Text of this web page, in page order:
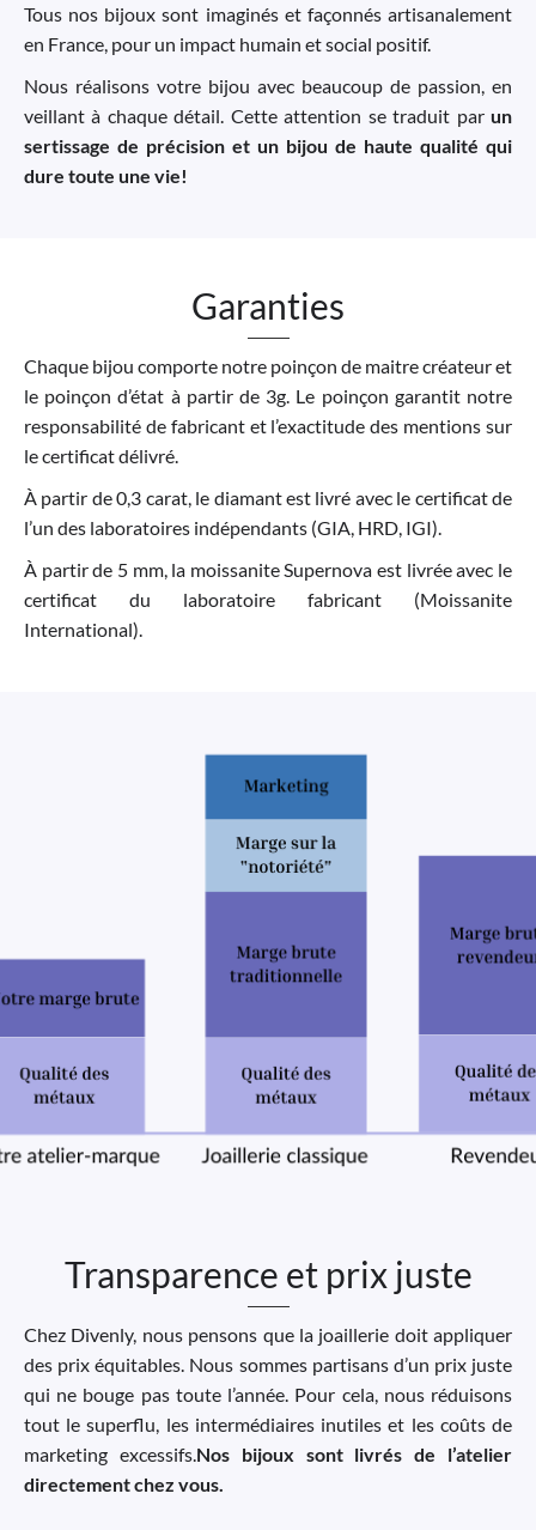
Tous nos bijoux sont imaginés et façonnés artisanalement
en France, pour un impact humain et social positif.
Nous réalisons votre bijou avec beaucoup de passion, en
veillant à chaque détail. Cette attention se traduit par un
sertissage de précision et un bijou de haute qualité qui
dure toute une vie!
Garanties
Chaque bijou comporte notre poinçon de maitre créateur et
le poinçon d’état à partir de 3g. Le poinçon garantit notre
responsabilité de fabricant et l’exactitude des mentions sur
le certificat délivré.
À partir de 0,3 carat, le diamant est livré avec le certificat de
l’un des laboratoires indépendants (GIA, HRD, IGI).
À partir de 5 mm, la moissanite Supernova est livrée avec le
certificat du laboratoire fabricant (Moissanite
International).
Transparence et prix juste
Chez Divenly, nous pensons que la joaillerie doit appliquer
des prix équitables. Nous sommes partisans d’un prix juste
qui ne bouge pas toute l’année. Pour cela, nous réduisons
tout le superflu, les intermédiaires inutiles et les coûts de
marketing excessifs. Nos bijoux sont livrés de l’atelier
directement chez vous.